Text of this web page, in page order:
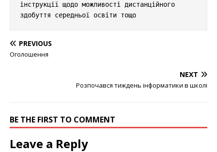
інструкції щодо можливості дистанційного
здобуття середньої освіти тощо
PREVIOUS
Оголошення
NEXT
Розпочався тиждень інформатики в школі
BE THE FIRST TO COMMENT
Leave a Reply